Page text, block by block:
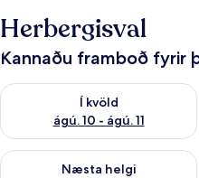
Herbergisval
Kannaðu framboð fyrir
Í kvöld
ágú. 10 - ágú. 11
Athuga framboð í kvöld ágú. 10
Næsta helgi
Athuga framboð næstu helgi